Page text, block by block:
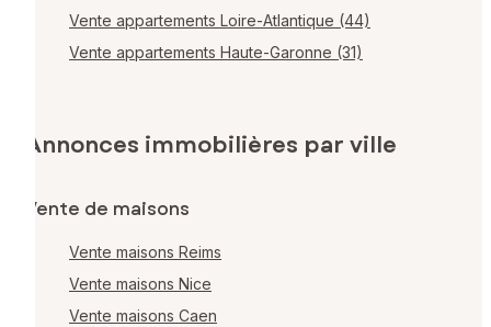
Vente appartements Loire-Atlantique (44)
Vente appartements Haute-Garonne (31)
Annonces immobilières par ville
Vente de maisons
Vente maisons Reims
Vente maisons Nice
Vente maisons Caen